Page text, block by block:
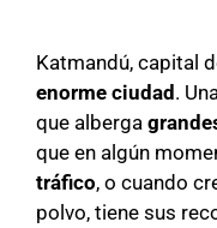
Katmandú, capital
enorme ciudad .
que alberga
que en algún
tráfico, o cuando
polvo, tiene sus